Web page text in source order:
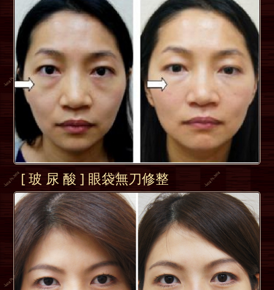
[ 玻 尿 酸 ] 眼袋無刀修整